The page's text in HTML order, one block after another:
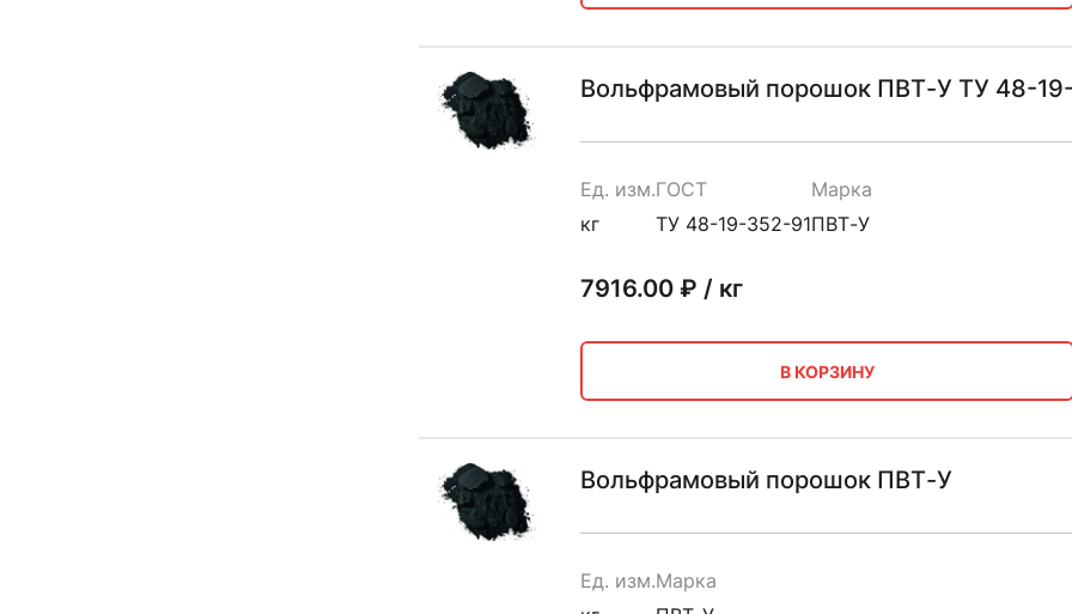
Вольфрамовый порошок ПВТ-У ТУ 48-
Ед. изм.
кг
ГОСТ
ТУ 48-19-352-91
Марка
ПВТ-У
7916.00₽ / кг
В КОРЗИНУ
Вольфрамовый порошок ПВТ-У
Ед. изм.Марка